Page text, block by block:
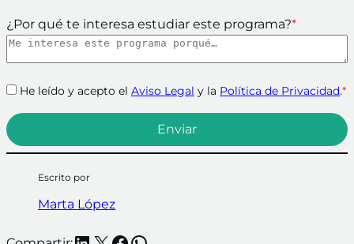
¿Por qué te interesa estudiar este programa?*
He leído y acepto el Aviso Legal y la Política de Privacidad.*
Escrito por
Marta López